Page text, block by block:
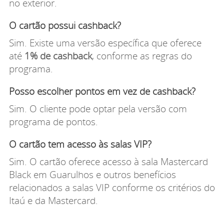
no exterior.
O cartão possui cashback?
Sim. Existe uma versão específica que oferece
até 1% de cashback, conforme as regras do
programa.
Posso escolher pontos em vez de cashback?
Sim. O cliente pode optar pela versão com
programa de pontos.
O cartão tem acesso às salas VIP?
Sim. O cartão oferece acesso à sala Mastercard
Black em Guarulhos e outros benefícios
relacionados a salas VIP conforme os critérios do
Itaú e da Mastercard.